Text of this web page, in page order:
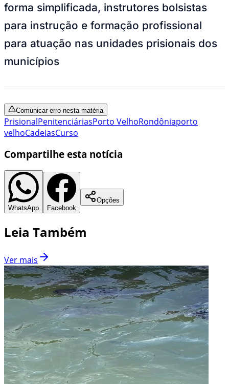
forma simplificada, instrutores bolsistas
para instrução e formação profissional
para atuação nas unidades prisionais dos
municípios
Comunicar erro nesta matéria
PrisionalPenitenciáriasPorto VelhoRondôniaporto
velhoCadeiasCurso
Compartilhe esta notícia
WhatsApp Facebook
Opções
Leia Também
Ver mais